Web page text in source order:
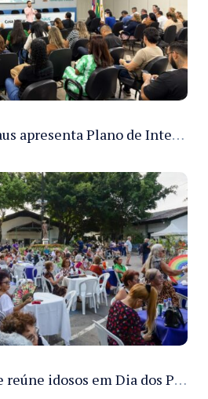
Prefeitura de Manaus apresenta Plano de Integridade da CGM e qualifica servidores para governança e conformidade no biênio 2027-2028
Bolerão da Saudade reúne idosos em Dia dos Pais promovido pela Fundação Dr. Thomas em Manaus